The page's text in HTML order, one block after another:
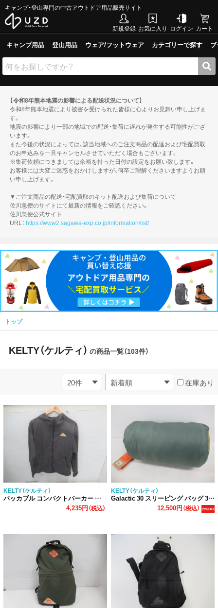
キャンプ・登山専門の中古アウトドア用品販売サイト
新規登録 お気に入り ログイン カート
キャンプ用品 登山用品 ウェア/フットウェア カテゴリーで探す
【令和8年熊本地震の影響による配送状況について】
令和8年熊本地震により被害を受けられた皆様に心よりお見舞い申し上げま
す。
地震の影響により一部の地域での配送・集荷に遅れが発生する可能性がござ
います。
また今後の状況によっては、該当地域へのご注文商品の配達および宅配買取
のお申込みを一旦キャンセルさせていただく場合もございます。
※集荷依頼につきましては余裕を持った日付の設定をお願い致します。
お客様には大変ご迷惑をおかけしますが、何卒ご理解くださいますようお願
い申し上げます。
▼ご注文商品の配送・宅配買取のキット配送および集荷について
佐川急便のサイトにて最新の情報をご確認ください。
佐川急便公式サイト
URL： https://www2.sagawa-exp.co.jp/information/list/
トップ
KELTY（ケルティ） の商品一覧（103件）
在庫あり
KELTY（ケルティ）
パッカブル コンパクトパーカー ライト
4,235円（税込）
KELTY（ケルティ）
Galactic 30 スリーピング バッグ 30F
12,500円（税込） 39%OFF